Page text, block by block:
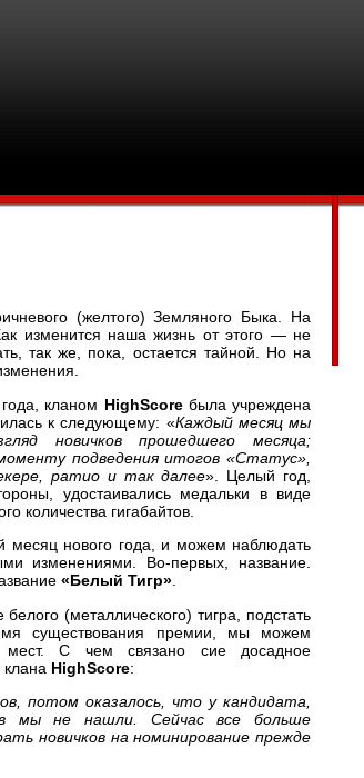
(желтого) Земляного Быка. На
изменится наша жизнь от этого — не
так же, пока, остается тайной. Но на
кланом HighScoreбыла учреждена
к следующему: «Каждый месяц мы
новичков прошедшего месяца;
подведения итогов «Статус»,
ратио и так далее». Целый год,
удостаивались медальки в виде
количества гигабайтов.
месяц нового года, и можем наблюдать
изменениями.
Во-первых, название.
«Белый Тигр»
(металлического) тигра, подстать
существования премии, мы можем
мест. С чем связано сие досадное
HighScore:
потом оказалось, что у кандидата,
мы не нашли. Сейчас все больше
новичков на номинирование прежде